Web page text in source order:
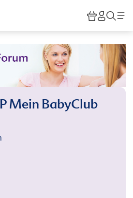
HiPP
Mein BabyClub